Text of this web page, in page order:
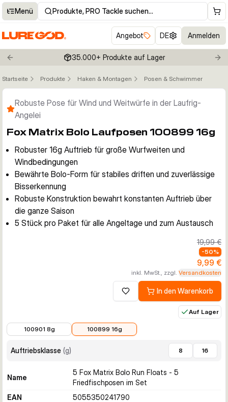
Menü Produkte, PRO Tackle suchen…
Angebot DE Anmelden
Previous slide 35.000+ Produkte auf Lager
Startseite Produkte Haken & Montagen Posen & Schwimmer
Klicken um Zoom zu aktivieren
Robuste Pose für Wind und Weitwürfe in der Laufrig-
Angelei
Fox Matrix Bolo Laufposen 100899 16g
Robuster 16g Auftrieb für große Wurfweiten und
Windbedingungen
Bewährte Bolo-Form für stabiles driften und zuverlässige
Bisserkennung
Robuste Konstruktion bewahrt konstanten Auftrieb über
die ganze Saison
5 Stück pro Paket für alle Angeltage und zum Austausch
19,99 €
-50%
9,99 €
inkl. MwSt., zzgl. Versandkosten
Zur Wunschliste hinzufügen
In den Warenkorb
Auf Lager
100901 8g
100899 16g
Auftriebsklasse (g) 8 16
Name
5 Fox Matrix Bolo Run Floats - 5
Friedfischposen im Set
EAN
5055350241790